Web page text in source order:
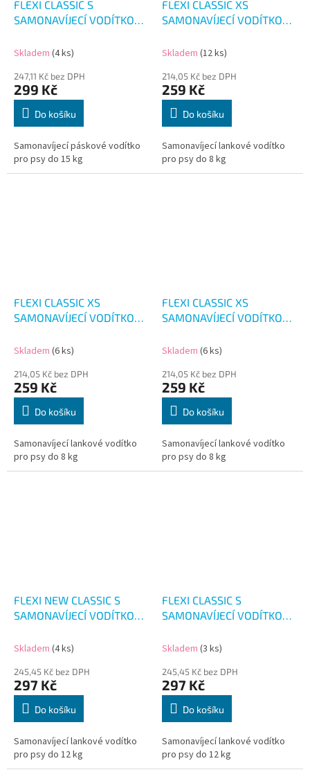
FLEXI CLASSIC S
SAMONAVÍJECÍ VODÍTKO
Skladem (4 ks)
247,11 Kč bez DPH
299 Kč
Do košíku
Samonavíjecí páskové vodítko
pro psy do 15 kg
FLEXI CLASSIC XS
SAMONAVÍJECÍ VODÍTKO
Skladem (12 ks)
214,05 Kč bez DPH
259 Kč
Do košíku
Samonavíjecí lankové vodítko
pro psy do 8 kg
FLEXI CLASSIC XS
SAMONAVÍJECÍ VODÍTKO
Skladem (6 ks)
214,05 Kč bez DPH
259 Kč
Do košíku
Samonavíjecí lankové vodítko
pro psy do 8 kg
FLEXI CLASSIC XS
SAMONAVÍJECÍ VODÍTKO
Skladem (6 ks)
214,05 Kč bez DPH
259 Kč
Do košíku
Samonavíjecí lankové vodítko
pro psy do 8 kg
FLEXI NEW CLASSIC S
SAMONAVÍJECÍ VODÍTKO
Skladem (4 ks)
245,45 Kč bez DPH
297 Kč
Do košíku
Samonavíjecí lankové vodítko
pro psy do 12 kg
FLEXI CLASSIC S
SAMONAVÍJECÍ VODÍTKO
Skladem (3 ks)
245,45 Kč bez DPH
297 Kč
Do košíku
Samonavíjecí lankové vodítko
pro psy do 12 kg